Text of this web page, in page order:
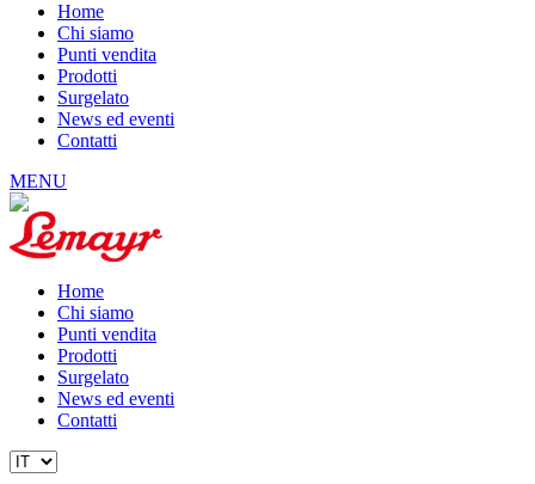
Home
Chi siamo
Punti vendita
Prodotti
Surgelato
News ed eventi
Contatti
MENU
Home
Chi siamo
Punti vendita
Prodotti
Surgelato
News ed eventi
Contatti